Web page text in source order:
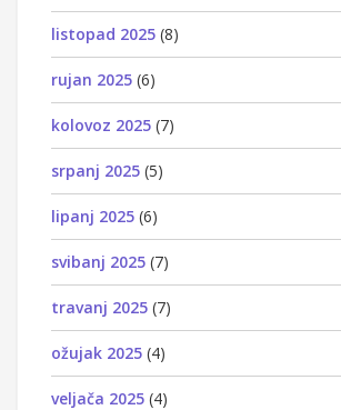
listopad 2025 (8)
rujan 2025 (6)
kolovoz 2025 (7)
srpanj 2025 (5)
lipanj 2025 (6)
svibanj 2025 (7)
travanj 2025 (7)
ožujak 2025 (4)
veljača 2025 (4)